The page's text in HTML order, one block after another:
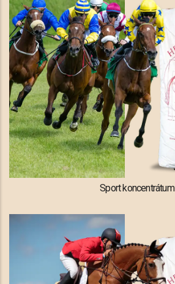
Sport koncentrátum